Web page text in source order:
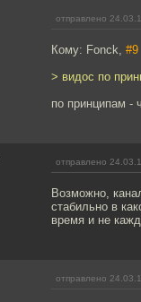
отправлено
Кому: Fonck, #9
> видос по
по принципам -
отправлено
Возможно,
стабильно в
время и не
отправлено